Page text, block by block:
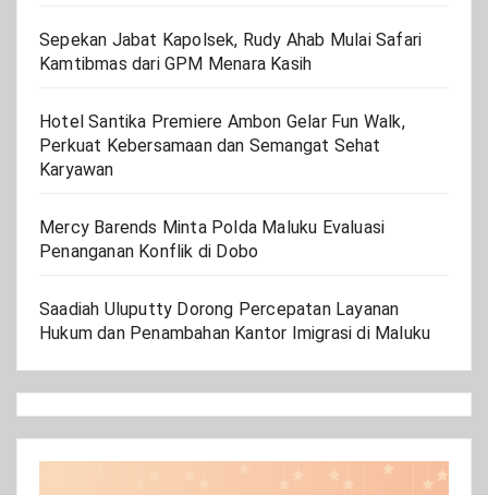
Sepekan Jabat Kapolsek, Rudy Ahab Mulai Safari
Kamtibmas dari GPM Menara Kasih
Hotel Santika Premiere Ambon Gelar Fun Walk,
Perkuat Kebersamaan dan Semangat Sehat
Karyawan
Mercy Barends Minta Polda Maluku Evaluasi
Penanganan Konflik di Dobo
Saadiah Uluputty Dorong Percepatan Layanan
Hukum dan Penambahan Kantor Imigrasi di Maluku